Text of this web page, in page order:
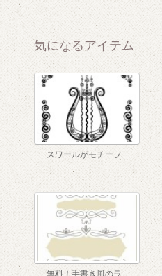
気になるアイテム
8
スワールがモチーフ...